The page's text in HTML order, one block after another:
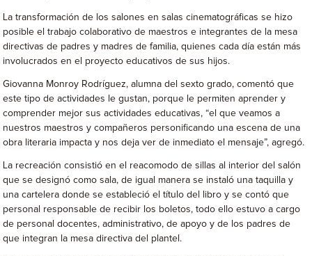
La transformación de los salones en salas cinematográficas se hizo
posible el trabajo colaborativo de maestros e integrantes de la mesa
directivas de padres y madres de familia, quienes cada día están más
involucrados en el proyecto educativos de sus hijos.
Giovanna Monroy Rodríguez, alumna del sexto grado, comentó que
este tipo de actividades le gustan, porque le permiten aprender y
comprender mejor sus actividades educativas, “el que veamos a
nuestros maestros y compañeros personificando una escena de una
obra literaria impacta y nos deja ver de inmediato el mensaje”, agregó.
La recreación consistió en el reacomodo de sillas al interior del salón
que se designó como sala, de igual manera se instaló una taquilla y
una cartelera donde se estableció el título del libro y se contó que
personal responsable de recibir los boletos, todo ello estuvo a cargo
de personal docentes, administrativo, de apoyo y de los padres de
que integran la mesa directiva del plantel.